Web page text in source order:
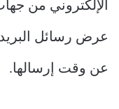
الإلكتروني من
عرض رسائل البريد
عن وقت إرسالها.